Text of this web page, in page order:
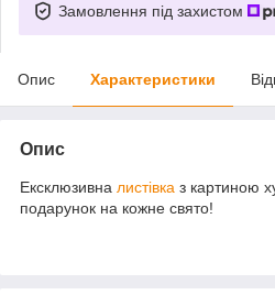
Замовлення під захистом
Опис Характеристики
Опис
Ексклюзивна листівка з картиною
подарунок на кожне свято!